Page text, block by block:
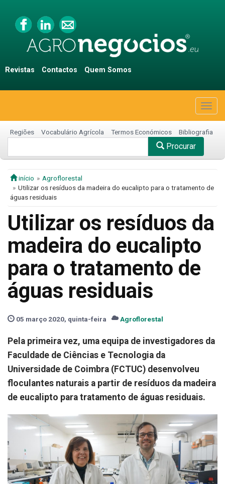
Revistas Contactos Quem Somos
Regiões Vocabulário Agrícola Termos Económicos Bibliografia
Procurar
início
Agroflorestal
Utilizar os resíduos da madeira do eucalipto para o tratamento de
águas residuais
Utilizar os resíduos da
madeira do eucalipto
para o tratamento de
águas residuais
05 março 2020, quinta-feira Agroflorestal
Pela primeira vez, uma equipa de investigadores da
Faculdade de Ciências e Tecnologia da
Universidade de Coimbra (FCTUC) desenvolveu
floculantes naturais a partir de resíduos da madeira
de eucalipto para tratamento de águas residuais.